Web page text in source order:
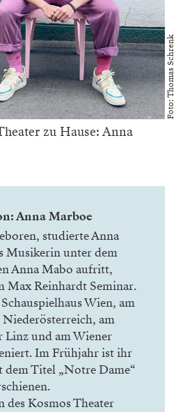
Foto: Thomas Schrenk
zu Hause: Anna
Anna Marboe
studierte Anna
Musikerin unter dem
Anna Mabo aufritt,
Max Reinhardt Seminar.
Wien, am
Niederösterreich, am
Linz und am Wiener
Im Frühjahr ist ihr
Titel „Notre Dame“
des Kosmos Theater